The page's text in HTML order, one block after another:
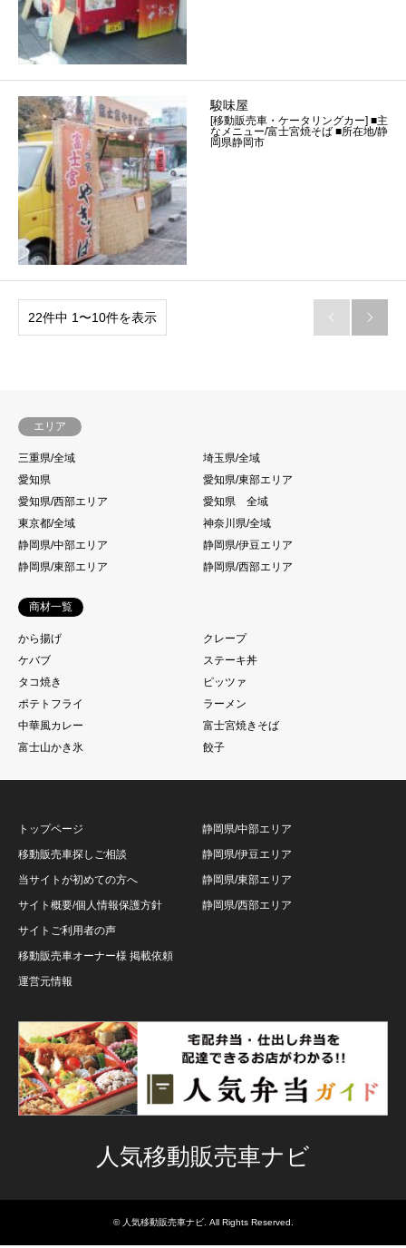
駿味屋
[移動販売車・ケータリングカー] ■主
なメニュー/富士宮焼そば ■所在地/静
岡県静岡市
22件中 1〜10件を表示  
エリア
三重県/全域
埼玉県/全域
愛知県
愛知県/東部エリア
愛知県/西部エリア
愛知県 全域
東京都/全域
神奈川県/全域
静岡県/中部エリア
静岡県/伊豆エリア
静岡県/東部エリア
静岡県/西部エリア
商材一覧
から揚げ
クレープ
ケバブ
ステーキ丼
タコ焼き
ピッツァ
ポテトフライ
ラーメン
中華風カレー
富士宮焼きそば
富士山かき氷
餃子
トップページ
移動販売車探しご相談
当サイトが初めての方へ
サイト概要/個人情報保護方針
サイトご利用者の声
移動販売車オーナー様 掲載依頼
運営元情報
静岡県/中部エリア
静岡県/伊豆エリア
静岡県/東部エリア
静岡県/西部エリア
人気移動販売車ナビ
© 人気移動販売車ナビ. All Rights Reserved.